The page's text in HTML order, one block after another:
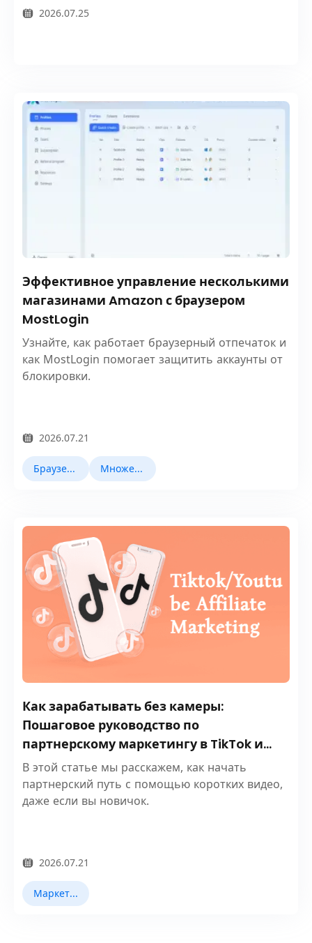
2026.07.25
Эффективное управление несколькими
магазинами Amazon с браузером
MostLogin
Узнайте, как работает браузерный отпечаток и
как MostLogin помогает защитить аккаунты от
блокировки.
2026.07.21
Браузер Fingerprint Множественный учет
Как зарабатывать без камеры:
Пошаговое руководство по
партнерскому маркетингу в TikTok и
YouTube Shorts
В этой статье мы расскажем, как начать
партнерский путь с помощью коротких видео,
даже если вы новичок.
2026.07.21
Маркетинг в TikTok